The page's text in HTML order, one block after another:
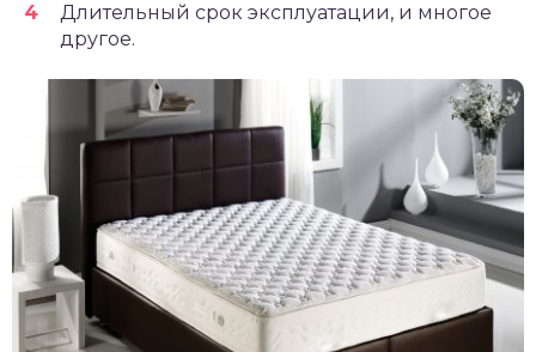
Длительный срок эксплуатации, и многое
другое.